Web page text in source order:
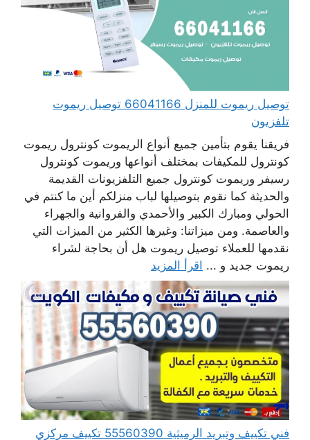
توصيل ريموت للمنزل 66041166 توصيل ريموت
تلفزيون
فريقنا يقوم بتأمين جميع أنواع الريموت كونترول ريموت
كونترول للمكيفات بمختلف أنواعها وريموت كونترول
رسيفر وريموت كونترول جميع التلفزيونات القديمة
والحديثة كما نقوم بتوصيلها لباب منزلكم أين ما كنتم في
الحولي ومبارك الكبير والأحمدي والفروانية والجهراء
والعاصمة. ومن ميزاتنا: وغيرها الكثير من الميزات التي
نقدمها للعملاء توصيل ريموت هل أن بحاجة لشراء
ريموت جديد و ... اقرأ المزيد
فني تكييف وتبريد الرميثية 55560390 تكييف مركزي